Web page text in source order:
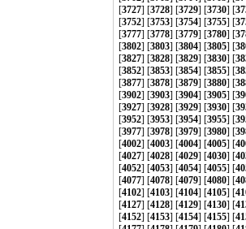
[3727] [3728] [3729] [3730] [
[3752] [3753] [3754] [3755] [
[3777] [3778] [3779] [3780] [
[3802] [3803] [3804] [3805] [
[3827] [3828] [3829] [3830] [
[3852] [3853] [3854] [3855] [
[3877] [3878] [3879] [3880] [
[3902] [3903] [3904] [3905] [
[3927] [3928] [3929] [3930] [
[3952] [3953] [3954] [3955] [
[3977] [3978] [3979] [3980] [
[4002] [4003] [4004] [4005] [
[4027] [4028] [4029] [4030] [
[4052] [4053] [4054] [4055] [
[4077] [4078] [4079] [4080] [
[4102] [4103] [4104] [4105] [
[4127] [4128] [4129] [4130] [
[4152] [4153] [4154] [4155] [